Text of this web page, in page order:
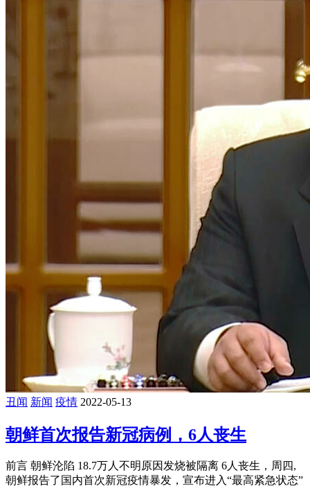
丑闻 新闻 疫情 2022-05-13
朝鲜首次报告新冠病例，6人丧生
前言 朝鲜沦陷 18.7万人不明原因发烧被隔离 6人丧生，周四,
朝鲜报告了国内首次新冠疫情暴发，宣布进入“最高紧急状态”